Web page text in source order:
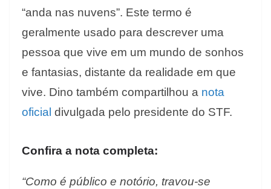
“anda nas nuvens”. Este termo é
geralmente usado para descrever uma
pessoa que vive em um mundo de sonhos
e fantasias, distante da realidade em que
vive. Dino também compartilhou a nota
oficial divulgada pelo presidente do STF.
Confira a nota completa:
“Como é público e notório, travou-se